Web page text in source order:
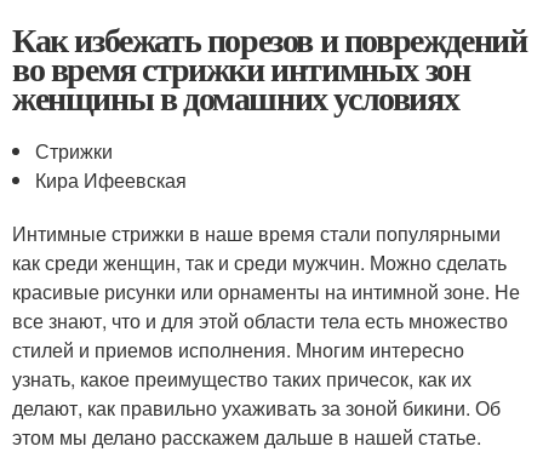
Как избежать порезов и повреждений
во время стрижки интимных зон
женщины в домашних условиях
Стрижки
Кира Ифеевская
Интимные стрижки в наше время стали популярными
как среди женщин, так и среди мужчин. Можно сделать
красивые рисунки или орнаменты на интимной зоне. Не
все знают, что и для этой области тела есть множество
стилей и приемов исполнения. Многим интересно
узнать, какое преимущество таких причесок, как их
делают, как правильно ухаживать за зоной бикини. Об
этом мы делано расскажем дальше в нашей статье.